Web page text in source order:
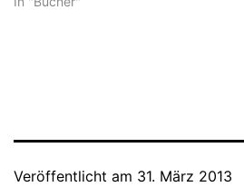
Veröffentlicht am 31. März 2013